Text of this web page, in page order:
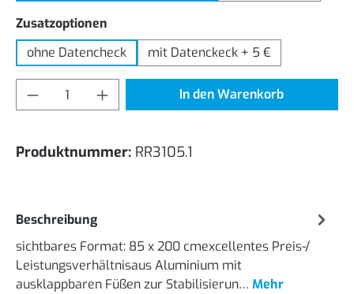
Zusatzoptionen
ohne Datencheck
mit Datenckeck + 5 €
Produkt Anzahl: Gib den gewünschten
In den Warenkorb
Produktnummer: RR3105.1
Beschreibung
sichtbares Format: 85 x 200 cmexcellentes Preis-/
Leistungsverhältnisaus Aluminium mit
ausklappbaren Füßen zur Stabilisierun… Mehr